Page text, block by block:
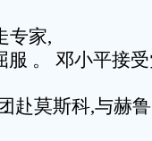
专家,
。 邓小平接
赴莫斯科,与赫